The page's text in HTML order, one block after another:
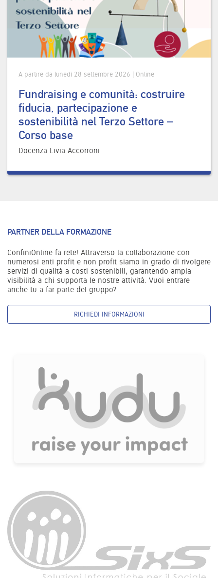
A partire da lunedì 28 settembre 2026 | Online
Fundraising e comunità: costruire
fiducia, partecipazione e
sostenibilità nel Terzo Settore –
Corso base
Docenza Livia Accorroni
PARTNER DELLA FORMAZIONE
ConfiniOnline fa rete! Attraverso la collaborazione con
numerosi enti profit e non profit siamo in grado di rivolgere
servizi di qualità a costi sostenibili, garantendo ampia
visibilità a chi supporta le nostre attività. Vuoi entrare
anche tu a far parte del gruppo?
RICHIEDI INFORMAZIONI